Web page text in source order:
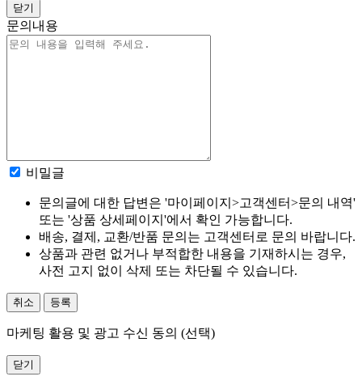
닫기
문의내용
비밀글
문의글에 대한 답변은 '마이페이지>고객센터>문의 내역'
또는 '상품 상세페이지'에서 확인 가능합니다.
배송, 결제, 교환/반품 문의는 고객센터로 문의 바랍니다.
상품과 관련 없거나 부적합한 내용을 기재하시는 경우,
사전 고지 없이 삭제 또는 차단될 수 있습니다.
취소 등록
마케팅 활용 및 광고 수신 동의 (선택)
닫기